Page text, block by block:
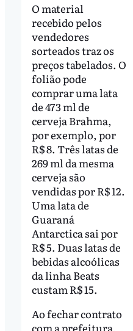
O material
recebido pelos
vendedores
sorteados traz os
preços tabelados. O
folião pode
comprar uma lata
de 473 ml de
cerveja Brahma,
por exemplo, por
R$ 8. Três latas de
269 ml da mesma
cerveja são
vendidas por R$ 12.
Uma lata de
Guaraná
Antarctica sai por
R$ 5. Duas latas de
bebidas alcoólicas
da linha Beats
custam R$ 15.
Ao fechar contrato
com a prefeitura,